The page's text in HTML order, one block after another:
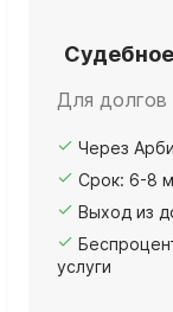
Для
Через
Срок: 6-8
Выход из
услуги